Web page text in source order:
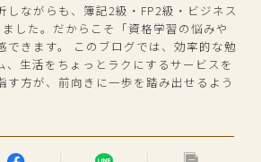
しながらも、簿記2級・FP2級・ビジネス
した。だからこそ「資格学習の悩みや
できます。 このブログでは、効率的な勉
、生活をちょっとラクにするサービスを
す方が、前向きに一歩を踏み出せるよう